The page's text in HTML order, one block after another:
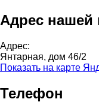
Адрес нашей
Адрес:
Янтарная, дом 46/2
Показать на карте
Телефон